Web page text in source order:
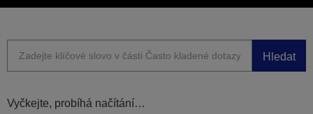
Hledat
Vyčkejte, probíhá načítání…